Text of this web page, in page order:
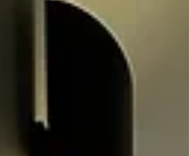
tranzacții legale și afaceri. Programul de
lucru este de luni până miercuri, între orele
09:00 și 17:00, iar contactu